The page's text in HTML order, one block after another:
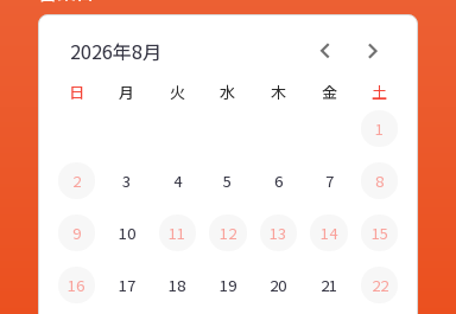
8月
2026年
日 月 火 水 木 金
土
1
2 3 4 5 6 7 8
9 10 11 12 13 14 15
16 17 18 19 20 21 22